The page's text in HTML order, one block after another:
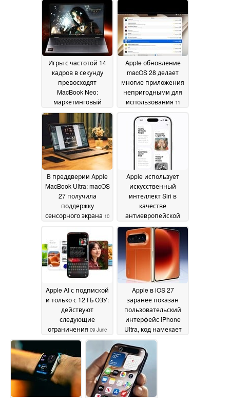
новыми моделями
iPhone02 July 2026
Игры с частотой 14
кадров в секунду
превосходят
MacBook Neo:
маркетинговый
отдел AMD пускает в
ход вводящие в
заблуждение
заявления Apple16
June 2026
Apple обновление
macOS 28 делает
многие приложения
непригодными для
использования 11
В преддверии Apple
MacBook Ultra: macOS
27 получила
поддержку
сенсорного экрана 10
Apple использует
искусственный
интеллект Siri в
качестве
антиевропейской
пропаганды, хочет
заставить
исключить DMA
June 2026
Apple AI с подпиской
и только с 12 ГБ ОЗУ:
действуют
следующие
ограничения 09 June
2026
Apple в iOS 27
заранее показан
пользовательский
интерфейс iPhone
Ultra, код намекает
на возможность
складывания
2026